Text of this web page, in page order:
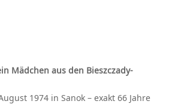
Mädchen aus den Bieszczady-
1974 in Sanok – exakt 66 Jahre